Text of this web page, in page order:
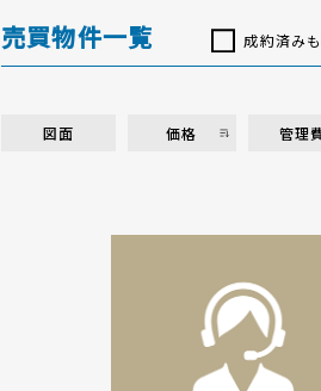
売買物件一覧 成約済み
図面 価格 管理